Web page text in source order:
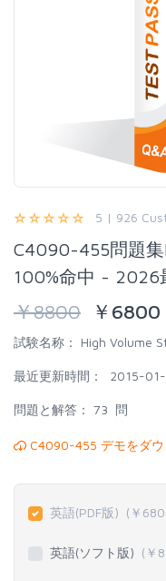
5 | 926
C4090-455問題
100%命中 - 2026
￥8800 ￥ 6800
試験名称： High Volume
最近更新時間： 2015-
問題と解答： 73 問
C4090-455 デモをダ
英語(PDF版) (￥
英語(ソフト版) (￥